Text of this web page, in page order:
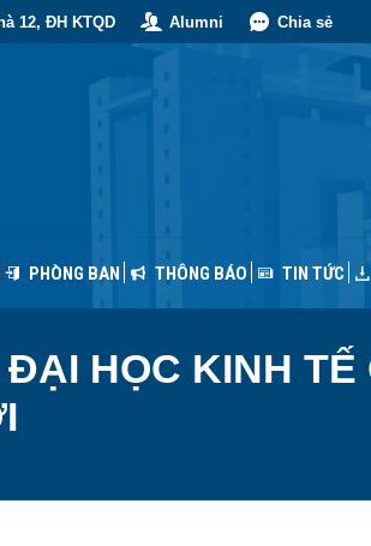
12, ĐH KTQD Alumni Chia sẻ
PHÒNG BAN THÔNG BÁO TIN TỨC
HỌC KINH
PHÒNG BAN THÔNG BÁO